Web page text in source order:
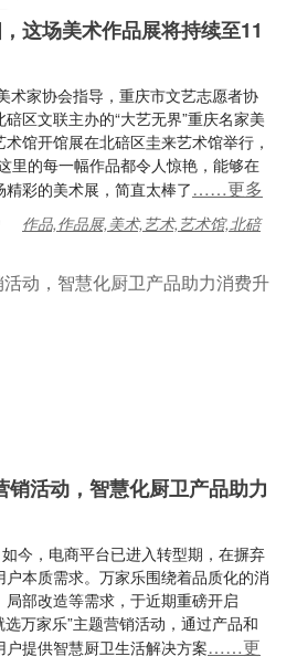
这场美术作品展将持续至11
术家协会指导，重庆市文艺志愿者协
区文联主办的“大艺无界”重庆名家美
馆开馆展在北碚区圭来艺术馆举行，
里的每一幅作品都令人惊艳，能够在
彩的美术展，简直太棒了……更多
作品,作品展,美术,艺术,艺术馆,北碚
销活动，智慧化厨卫产品助力
今，电商平台已进入转型期，在摒弃
本质需求。万家乐围绕着品质化的消
部改造等需求，于近期重磅开启
万家乐”主题营销活动，通过产品和
提供智慧厨卫生活解决方案……更